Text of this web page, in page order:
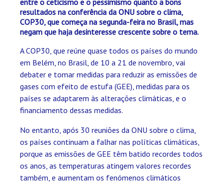
resultados na conferência da ONU sobre o clima,
COP30, que começa na segunda-feira no Brasil, mas
negam que haja desinteresse crescente sobre o tema.
A COP30, que reúne quase todos os países do mundo
em Belém, no Brasil, de 10 a 21 de novembro, vai
debater e tomar medidas para reduzir as emissões de
gases com efeito de estufa (GEE), medidas para os
países se adaptarem às alterações climáticas, e o
financiamento dessas medidas.
No entanto, após 30 reuniões da ONU sobre o clima,
os países continuam a falhar nas políticas climáticas,
porque as emissões de GEE têm batido recordes todos
os anos, as temperaturas atingem valores recordes
também, e aumentam os fenómenos climáticos